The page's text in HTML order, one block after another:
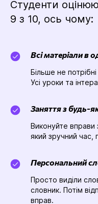
Студенти
9 з 10, ось чому:
Всі матеріали в
Більше не
Усі уроки та
Заняття з будь-
Виконуйте
який зручний час,
Персональний
Просто виділи
словник. Потім
вправ.